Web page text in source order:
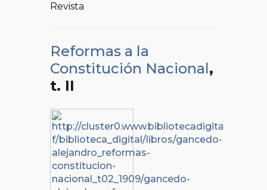
Revista
Reformas a la
Constitución Nacional,
t. II